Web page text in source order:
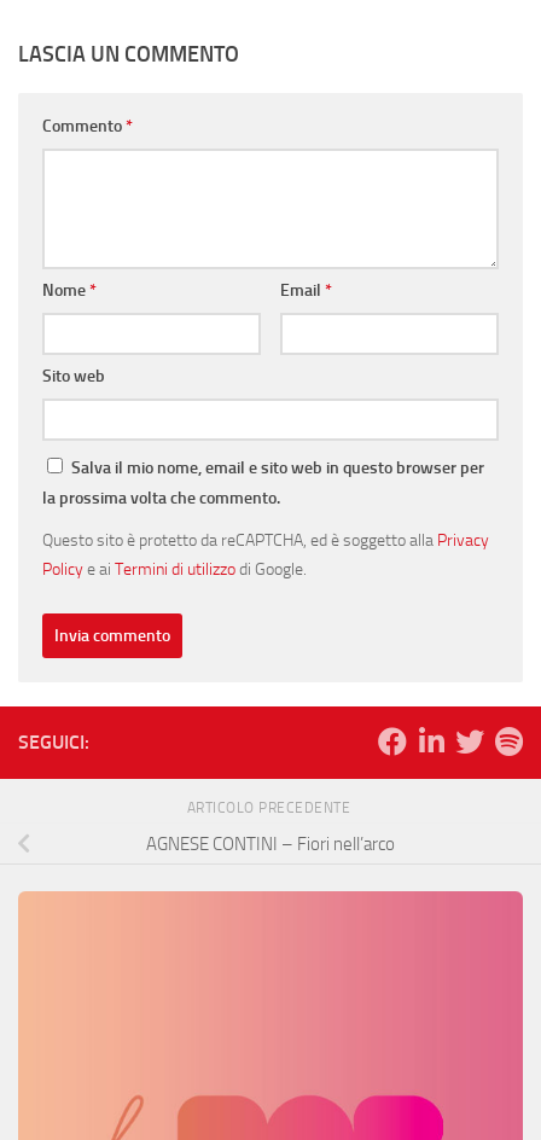
LASCIA UN COMMENTO
Commento*
Nome* Email *
Sito web
Salva il mio nome, email e sito web in questo browser per
la prossima volta che commento.
Questo sito è protetto da reCAPTCHA, ed è soggetto alla Privacy
Policye ai Termini di utilizzodi Google.
SEGUICI:
ARTICOLO PRECEDENTE
AGNESE CONTINI – Fiori nell’arco